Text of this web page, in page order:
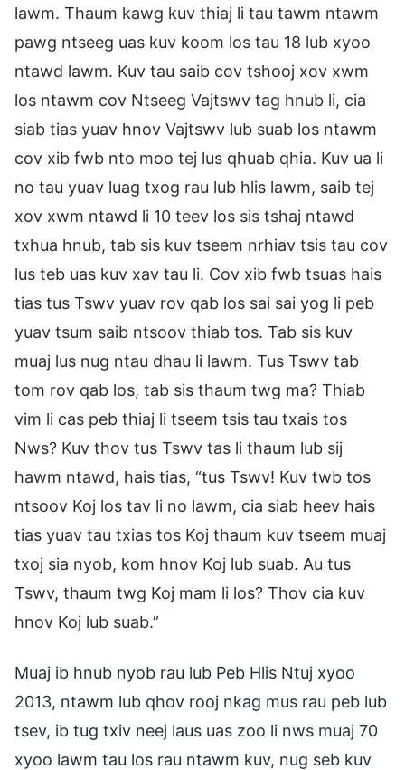
lawm. Thaum kawg kuv thiaj li tau tawm ntawm
pawg ntseeg uas kuv koom los tau 18 lub xyoo
ntawd lawm. Kuv tau saib cov tshooj xov xwm
los ntawm cov Ntseeg Vajtswv tag hnub li, cia
siab tias yuav hnov Vajtswv lub suab los ntawm
cov xib fwb nto moo tej lus qhuab qhia. Kuv ua li
no tau yuav luag txog rau lub hlis lawm, saib tej
xov xwm ntawd li 10 teev los sis tshaj ntawd
txhua hnub, tab sis kuv tseem nrhiav tsis tau cov
lus teb uas kuv xav tau li. Cov xib fwb tsuas hais
tias tus Tswv yuav rov qab los sai sai yog li peb
yuav tsum saib ntsoov thiab tos. Tab sis kuv
muaj lus nug ntau dhau li lawm. Tus Tswv tab
tom rov qab los, tab sis thaum twg ma? Thiab
vim li cas peb thiaj li tseem tsis tau txais tos
Nws? Kuv thov tus Tswv tas li thaum lub sij
hawm ntawd, hais tias, “tus Tswv! Kuv twb tos
ntsoov Koj los tav li no lawm, cia siab heev hais
tias yuav tau txias tos Koj thaum kuv tseem muaj
txoj sia nyob, kom hnov Koj lub suab. Au tus
Tswv, thaum twg Koj mam li los? Thov cia kuv
hnov Koj lub suab.”
Muaj ib hnub nyob rau lub Peb Hlis Ntuj xyoo
2013, ntawm lub qhov rooj nkag mus rau peb lub
tsev, ib tug txiv neej laus uas zoo li nws muaj 70
xyoo lawm tau los rau ntawm kuv, nug seb kuv